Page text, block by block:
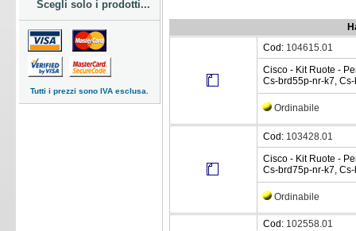
Scegli solo i prodotti...
Tutti i prezzi sono IVA esclusa.
Cod: 104615.01
Cisco - Kit Ruote -
Cs-brd55p-nr-k7,
Ordinabile
Cod: 103428.01
Cisco - Kit Ruote -
Cs-brd75p-nr-k7,
Ordinabile
Cod: 102558.01